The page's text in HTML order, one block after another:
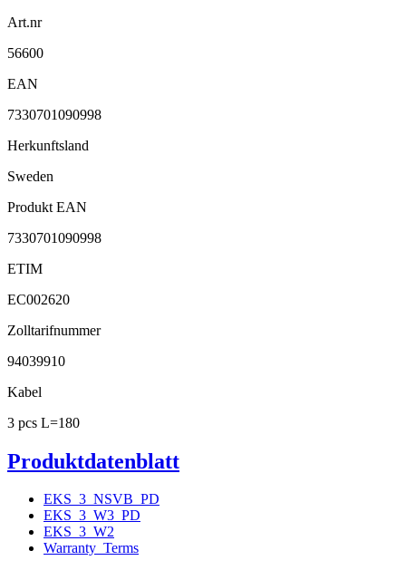
Art.nr
56600
EAN
7330701090998
Herkunftsland
Sweden
Produkt EAN
7330701090998
ETIM
EC002620
Zolltarifnummer
94039910
Kabel
3 pcs L=180
Produktdatenblatt
EKS_3_NSVB_PD
EKS_3_W3_PD
EKS_3_W2
Warranty_Terms